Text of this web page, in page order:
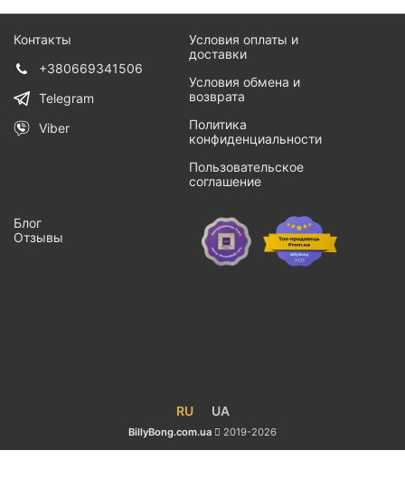
Контакты
+380669341506
Telegram
Viber
Условия оплаты и
доставки
Условия обмена и
возврата
Политика
конфиденциальности
Пользовательское
соглашение
Блог
Отзывы
RU UA
BillyBong.com.ua 2019-2026